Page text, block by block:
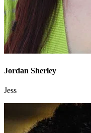
Jordan Sherley
Jess